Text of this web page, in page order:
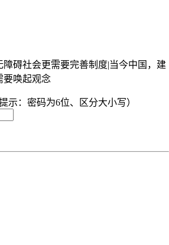
障碍社会更需要完善制度|当今中国，建
要唤起观念
示：密码为6位、区分大小写）